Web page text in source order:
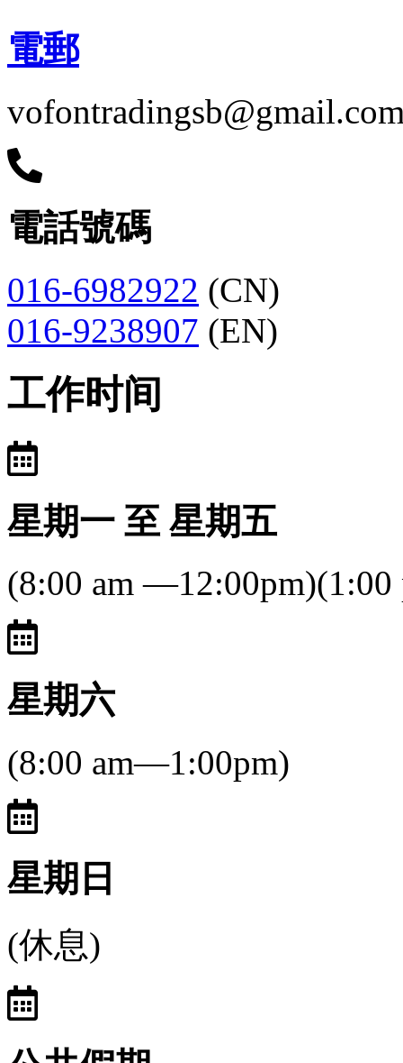
電郵
電話號碼
016-6982922 (CN)
016-9238907 (EN)
工作时间
星期一 至 星期五
(8:00 am —12:00pm)(1:00
星期六
(8:00 am—1:00pm)
星期日
(休息)